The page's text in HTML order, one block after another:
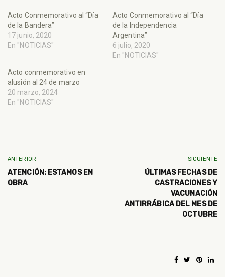
Acto Conmemorativo al “Día
de la Bandera”
17 junio, 2020
En "NOTICIAS"
Acto Conmemorativo al “Día
de la Independencia
Argentina”
6 julio, 2020
En "NOTICIAS"
Acto conmemorativo en
alusión al 24 de marzo
20 marzo, 2024
En "NOTICIAS"
ANTERIOR
ATENCIÓN: ESTAMOS EN
OBRA
SIGUIENTE
ÚLTIMAS FECHAS DE
CASTRACIONES Y
VACUNACIÓN
ANTIRRÁBICA DEL MES DE
OCTUBRE